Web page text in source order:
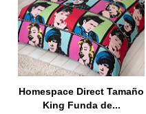
Homespace Direct Tamaño
King Funda de...